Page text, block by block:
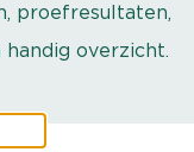
proefresultaten,
overzicht.